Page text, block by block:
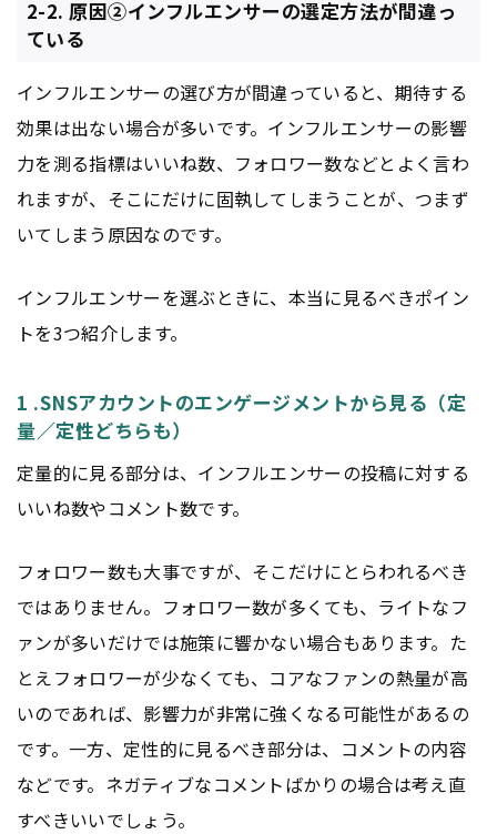
2-2. 原因②インフルエンサーの選定方法が間違っ
ている
インフルエンサーの選び方が間違っていると、期待する
効果は出ない場合が多いです。インフルエンサーの影響
力を測る指標はいいね数、フォロワー数などとよく言わ
れますが、そこにだけに固執してしまうことが、つまず
いてしまう原因なのです。
インフルエンサーを選ぶときに、本当に見るべきポイン
トを3つ紹介します。
1 .SNSアカウントのエンゲージメントから見る（定
量／定性どちらも）
定量的に見る部分は、インフルエンサーの投稿に対する
いいね数やコメント数です。
フォロワー数も大事ですが、そこだけにとらわれるべき
ではありません。フォロワー数が多くても、ライトなフ
ァンが多いだけでは施策に響かない場合もあります。た
とえフォロワーが少なくても、コアなファンの熱量が高
いのであれば、影響力が非常に強くなる可能性があるの
です。一方、定性的に見るべき部分は、コメントの内容
などです。ネガティブなコメントばかりの場合は考え直
すべきいいでしょう。